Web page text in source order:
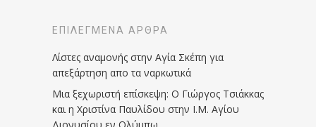
ΕΠΙΛΕΓΜΈΝΑ ΆΡΘΡΑ
Λίστες αναμονής στην Αγία Σκέπη για
απεξάρτηση απο τα ναρκωτικά
Μια ξεχωριστή επίσκεψη: Ο Γιώργος Τσιάκκας
και η Χριστίνα Παυλίδου στην Ι.Μ. Αγίου